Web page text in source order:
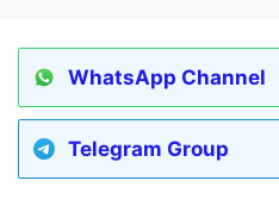
WhatsApp Channel
Telegram Group